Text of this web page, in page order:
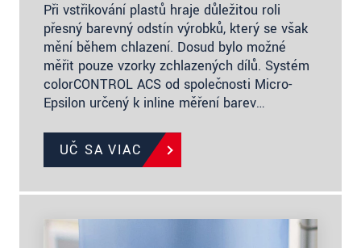
Při vstřikování plastů hraje důležitou roli
přesný barevný odstín výrobků, který se však
mění během chlazení. Dosud bylo možné
měřit pouze vzorky zchlazených dílů. Systém
colorCONTROL ACS od společnosti Micro-
Epsilon určený k inline měření barev…
UČ SA VIAC